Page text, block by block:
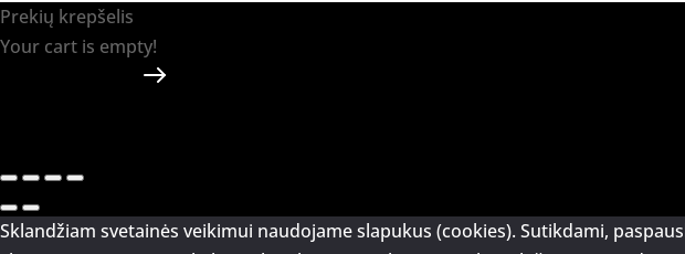
Prekių krepšelis
Your cart is empty!
Sklandžiam svetainės veikimui naudojame slapukus (cookies). Sutikdami,